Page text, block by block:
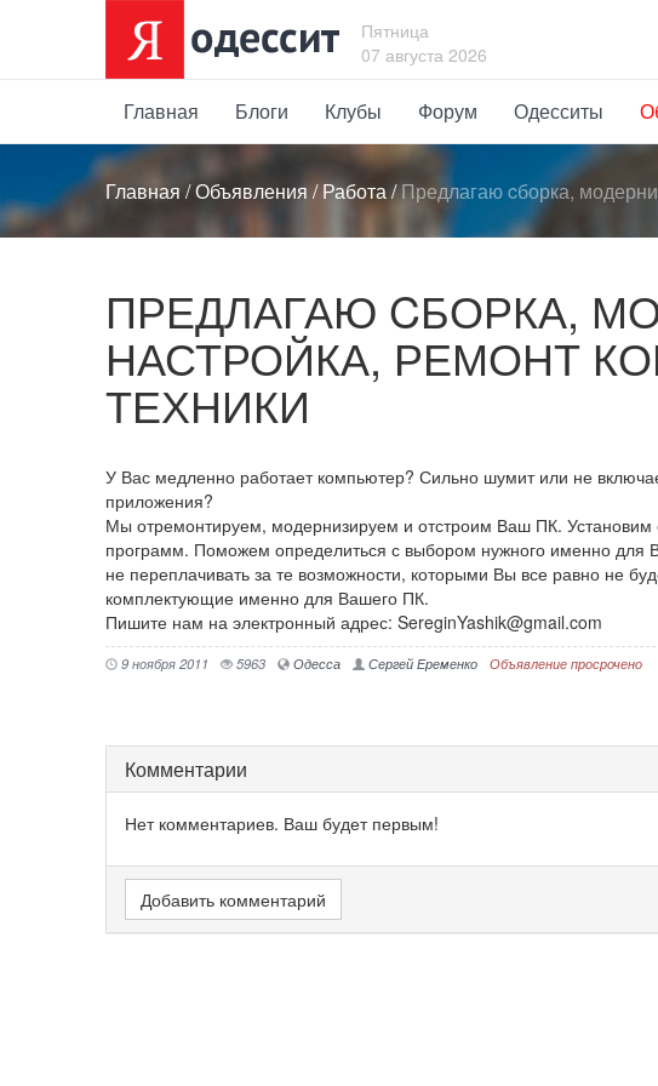
Пятница
07 августа 2026
Главная Блоги Клубы Форум Одесситы
Главная /Объявления /Работа/Предлагаю cборка,
ПРЕДЛАГАЮ CБОРКА,
НАСТРОЙКА, РЕМОНТ
ТЕХНИКИ
У Вас медленно работает компьютер? Сильно шумит или не
приложения?
Мы отремонтируем, модернизируем и отстроим Ваш ПК.
программ. Поможем определиться с выбором нужного именно для
не переплачивать за те возможности, которыми Вы все равно не
комплектующие именно для Вашего ПК.
Пишите нам на электронный адрес: SereginYashik@gmail.com
9 ноября 2011 5963 Одесса Сергей Еременко Объявление просрочено
Комментарии
Нет комментариев. Ваш будет первым!
Добавить комментарий